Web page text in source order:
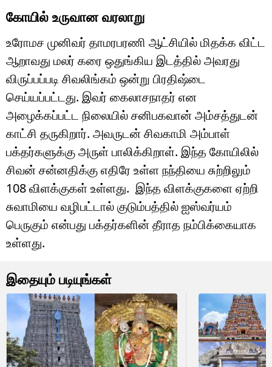
கோயில் உருவான வரலாறு
உரோமச முனிவர் தாமரபரணி ஆட்சியில் மிதக்க விட்ட
ஆறாவது மலர் கரை ஒதுங்கிய இடத்தில் அவரது
விருப்பப்படி சிவலிங்கம் ஒன்று பிரதிஷ்டை
செய்யப்பட்டது. இவர் கைலாசநாதர் என
அழைக்கப்பட்ட நிலையில் சனிபகவான் அம்சத்துடன்
காட்சி தருகிறார். அவருடன் சிவகாமி அம்பாள்
பக்தர்களுக்கு அருள் பாலிக்கிறாள். இந்த கோயிலில்
சிவன் சன்னதிக்கு எதிரே உள்ள நந்தியை சுற்றிலும்
108 விளக்குகள் உள்ளது. இந்த விளக்குகளை ஏற்றி
சுவாமியை வழிபட்டால் குடும்பத்தில் ஐஸ்வர்யம்
பெருகும் என்பது பக்தர்களின் தீராத நம்பிக்கையாக
உள்ளது.
இதையும் படியுங்கள்